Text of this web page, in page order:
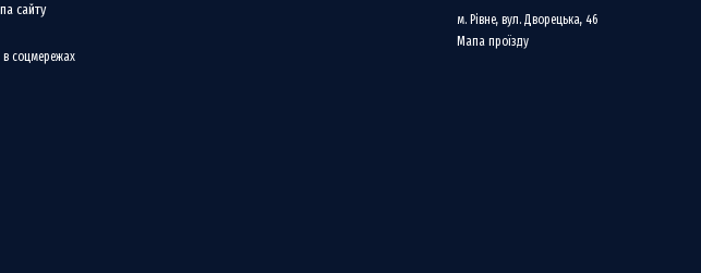
завдань у полі.
у колекції.
сайту
в соцмережах
м. Рівне, вул. Дворецька, 46
Мапа проїзду